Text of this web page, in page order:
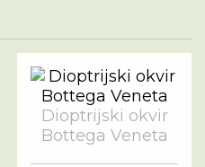
Dioptrijski okvir
Bottega Veneta